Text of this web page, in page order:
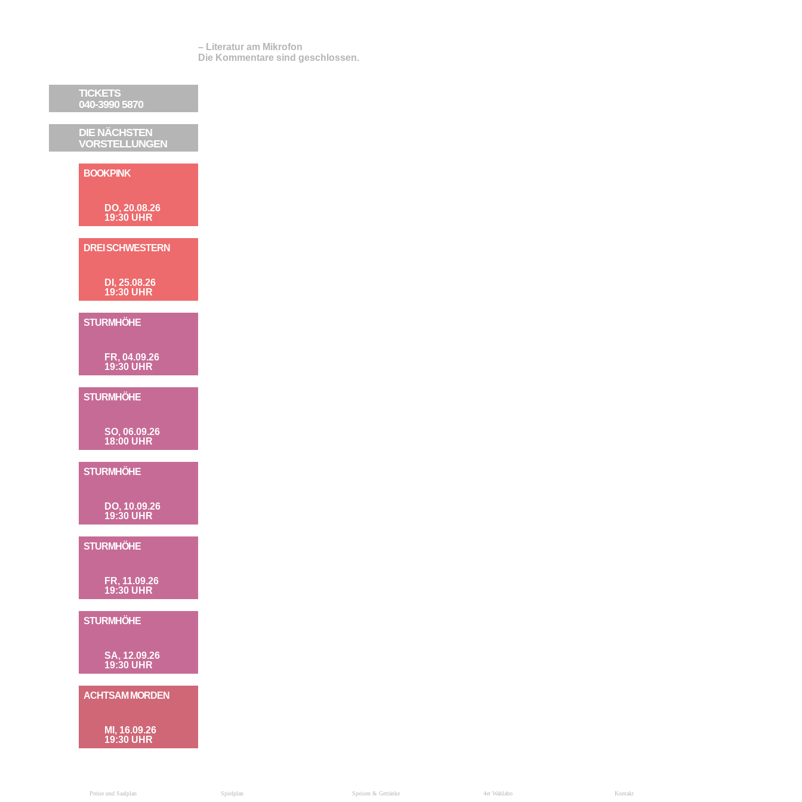
TICKETS
040-3990 5870
DIE NÄCHSTEN
VORSTELLUNGEN
BOOKPINK
DO, 20.08.26
19:30 UHR
DREI SCHWESTERN
DI, 25.08.26
19:30 UHR
STURMHÖHE
FR, 04.09.26
19:30 UHR
STURMHÖHE
SO, 06.09.26
18:00 UHR
STURMHÖHE
DO, 10.09.26
19:30 UHR
STURMHÖHE
FR, 11.09.26
19:30 UHR
STURMHÖHE
SA, 12.09.26
19:30 UHR
ACHTSAM MORDEN
MI, 16.09.26
19:30 UHR
– Literatur am Mikrofon
Die Kommentare sind geschlossen.
Preise und Saalplan Spielplan Speisen & Getränke 4er Wahlabo Kontakt